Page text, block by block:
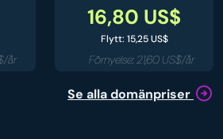
år
16,80 US$
Flytt: 15,25 US$
Förnyelse: 21,60 US$/år
Se alla domänpriser